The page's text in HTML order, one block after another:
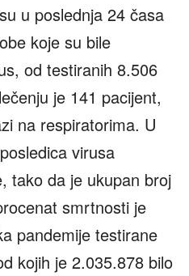
u poslednja 24 časa
koje su bile
od testiranih 8.506
je 141 pacijent,
na respiratorima. U
virusa
tako da je ukupan broj
smrtnosti je
pandemije testirane
kojih je 2.035.878 bilo